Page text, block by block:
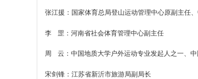
张江援：国家体育总局登山运动管理中心原副主任
李 罡：河南省社会体育管理中心副主任
周 云：中国地质大学户外运动专业发起人之一、
宋剑锋：江苏省新沂市旅游局副局长